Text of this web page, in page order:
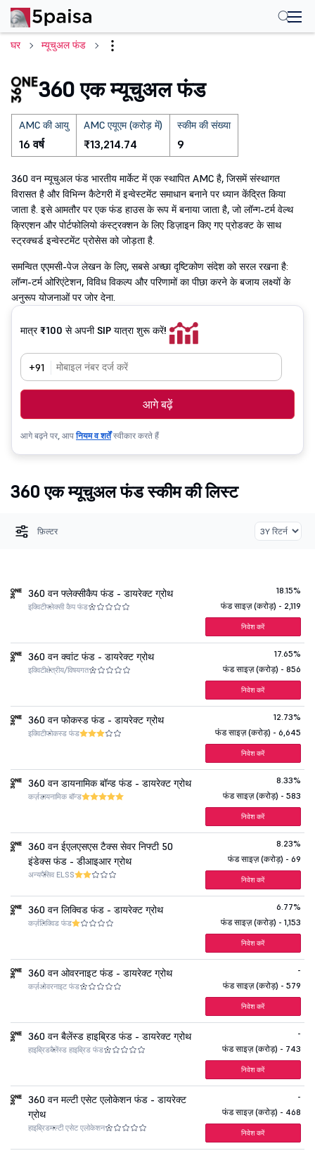
घर म्यूचुअल फंड
360 एक म्यूचुअल फंड
AMC की आयु
16 वर्ष
AMC एयूएम (करोड़ में)
₹13,214.74
स्कीम की संख्या
9
360 वन म्यूचुअल फंड भारतीय मार्केट में एक स्थापित AMC है, जिसमें संस्थागत
विरासत है और विभिन्न कैटेगरी में इन्वेस्टमेंट समाधान बनाने पर ध्यान केंद्रित किया
जाता है. इसे आमतौर पर एक फंड हाउस के रूप में बनाया जाता है, जो लॉन्ग-टर्म वेल्थ
क्रिएशन और पोर्टफोलियो कंस्ट्रक्शन के लिए डिज़ाइन किए गए प्रोडक्ट के साथ
स्ट्रक्चर्ड इन्वेस्टमेंट प्रोसेस को जोड़ता है.
समन्वित एएमसी-पेज लेखन के लिए, सबसे अच्छा दृष्टिकोण संदेश को सरल रखना है:
लॉन्ग-टर्म ओरिएंटेशन, विविध विकल्प और परिणामों का पीछा करने के बजाय लक्ष्यों के
अनुरूप योजनाओं पर जोर देना.
मात्र ₹100 से अपनी SIP यात्रा शुरू करें!
+91
आगे बढ़ें
आगे बढ़ने पर, आपनियम व शर्तेंस्वीकार करते हैं
360 एक म्यूचुअल फंड स्कीम की लिस्ट
फ़िल्टर
360 वन फ्लेक्सीकैप फंड - डायरेक्ट ग्रोथ
इक्विटीफ्लेक्सी कैप फंड
18.15%
फंड साइज़ (करोड़) - 2,119
निवेश करें
360 वन क्वांट फंड - डायरेक्ट ग्रोथ
इक्विटीक्षेत्रीय/विषयगत
17.65%
फंड साइज़ (करोड़) - 856
निवेश करें
360 वन फोकस्ड फंड - डायरेक्ट ग्रोथ
इक्विटीफोकस्ड फंड
12.73%
फंड साइज़ (करोड़) - 6,645
निवेश करें
360 वन डायनामिक बॉन्ड फंड - डायरेक्ट ग्रोथ
कर्ज़डायनामिक बॉन्ड
8.33%
फंड साइज़ (करोड़) - 583
निवेश करें
360 वन ईएलएसएस टैक्स सेवर निफ्टी 50
इंडेक्स फंड - डीआइआर ग्रोथ
अन्यपैसिव ELSS
8.23%
फंड साइज़ (करोड़) - 69
निवेश करें
360 वन लिक्विड फंड - डायरेक्ट ग्रोथ
कर्ज़लिक्विड फंड
6.77%
फंड साइज़ (करोड़) - 1,153
निवेश करें
360 वन ओवरनाइट फंड - डायरेक्ट ग्रोथ
कर्ज़ओवरनाइट फंड
-
फंड साइज़ (करोड़) - 579
निवेश करें
360 वन बैलेंस्ड हाइब्रिड फंड - डायरेक्ट ग्रोथ
हाइब्रिडबैलेंस्ड हाइब्रिड फंड
-
फंड साइज़ (करोड़) - 743
निवेश करें
360 वन मल्टी एसेट एलोकेशन फंड - डायरेक्ट
ग्रोथ
हाइब्रिडमल्टी एसेट एलोकेशन
-
फंड साइज़ (करोड़) - 468
निवेश करें